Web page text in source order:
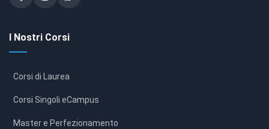
I Nostri Corsi
Corsi di Laurea
Corsi Singoli eCampus
Master e Perfezionamento